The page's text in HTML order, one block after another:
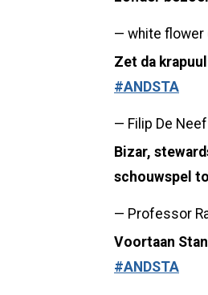
— white flower
Zet da
#ANDSTA
— Filip De
Bizar,
schouwspel
— Professor
Voortaan
#ANDSTA